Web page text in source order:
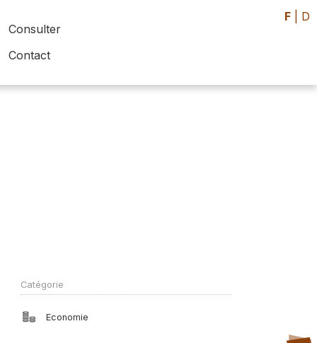
Consulter
Contact
F D
Catégorie
Economie